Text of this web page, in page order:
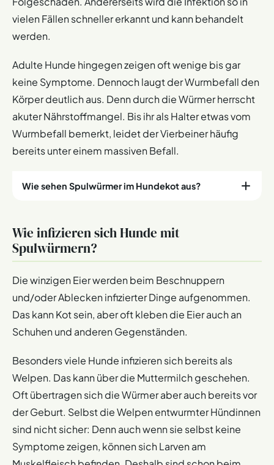
vielen Fällen schneller erkannt und kann behandelt
werden.
Adulte Hunde hingegen zeigen oft wenige bis gar
keine Symptome. Dennoch laugt der Wurmbefall den
Körper deutlich aus. Denn durch die Würmer herrscht
akuter Nährstoffmangel. Bis ihr als Halter etwas vom
Wurmbefall bemerkt, leidet der Vierbeiner häufig
bereits unter einem massiven Befall.
Wie sehen Spulwürmer im Hundekot aus?
Hund sie in großer Menge mit dem Kot oder durch
Erbrechen ausscheidet. Dann ähneln sie langen
Spaghetti. Ihre Bewegungen sind spiralförmig.
Wie infizieren sich Hunde mit
Spulwürmern?
Die winzigen Eier werden beim Beschnuppern
und/oder Ablecken infizierter Dinge aufgenommen.
Das kann Kot sein, aber oft kleben die Eier auch an
Schuhen und anderen Gegenständen.
Besonders viele Hunde infizieren sich bereits als
Welpen. Das kann über die Muttermilch geschehen.
Oft übertragen sich die Würmer aber auch bereits vor
der Geburt. Selbst die Welpen entwurmter Hündinnen
sind nicht sicher: Denn auch wenn sie selbst keine
Symptome zeigen, können sich Larven am